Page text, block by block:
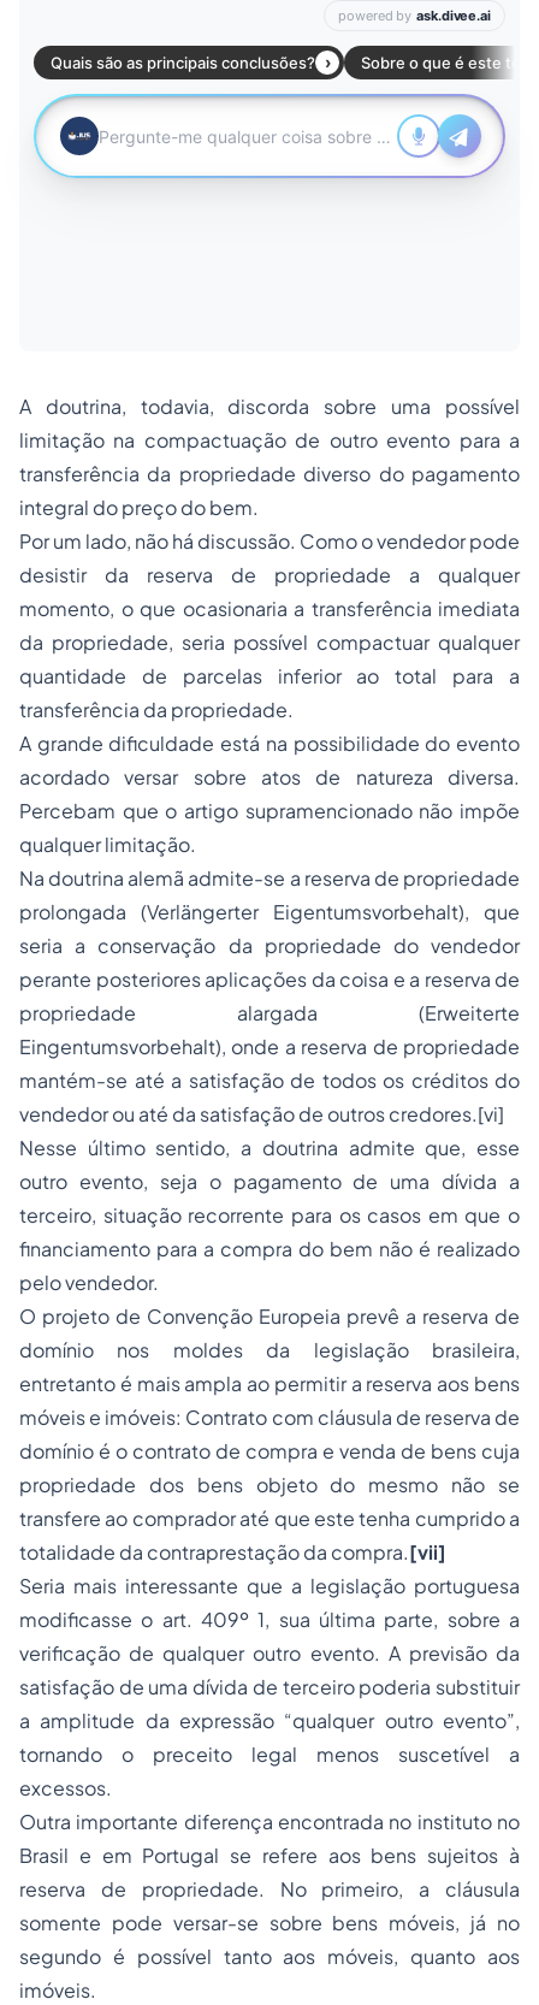
A doutrina, todavia, discorda sobre uma possível
limitação na compactuação de outro evento para a
transferência da propriedade diverso do pagamento
integral do preço do bem.
Por um lado, não há discussão. Como o vendedor pode
desistir da reserva de propriedade a qualquer
momento, o que ocasionaria a transferência imediata
da propriedade, seria possível compactuar qualquer
quantidade de parcelas inferior ao total para a
transferência da propriedade.
A grande dificuldade está na possibilidade do evento
acordado versar sobre atos de natureza diversa.
Percebam que o artigo supramencionado não impõe
qualquer limitação.
Na doutrina alemã admite-se a reserva de propriedade
prolongada (Verlängerter Eigentumsvorbehalt), que
seria a conservação da propriedade do vendedor
perante posteriores aplicações da coisa e a reserva de
propriedade alargada (Erweiterte
Eingentumsvorbehalt), onde a reserva de propriedade
mantém-se até a satisfação de todos os créditos do
vendedor ou até da satisfação de outros credores.[vi]
Nesse último sentido, a doutrina admite que, esse
outro evento, seja o pagamento de uma dívida a
terceiro, situação recorrente para os casos em que o
financiamento para a compra do bem não é realizado
pelo vendedor.
O projeto de Convenção Europeia prevê a reserva de
domínio nos moldes da legislação brasileira,
entretanto é mais ampla ao permitir a reserva aos bens
móveis e imóveis: Contrato com cláusula de reserva de
domínio é o contrato de compra e venda de bens cuja
propriedade dos bens objeto do mesmo não se
transfere ao comprador até que este tenha cumprido a
totalidade da contraprestação da compra.[vii]
Seria mais interessante que a legislação portuguesa
modificasse o art. 409º 1, sua última parte, sobre a
verificação de qualquer outro evento. A previsão da
satisfação de uma dívida de terceiro poderia substituir
a amplitude da expressão “qualquer outro evento”,
tornando o preceito legal menos suscetível a
excessos.
Outra importante diferença encontrada no instituto no
Brasil e em Portugal se refere aos bens sujeitos à
reserva de propriedade. No primeiro, a cláusula
somente pode versar-se sobre bens móveis, já no
segundo é possível tanto aos móveis, quanto aos
imóveis.